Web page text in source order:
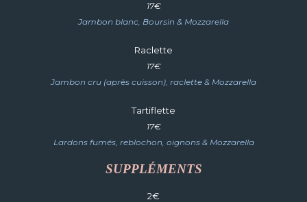
17€
Jambon blanc, Boursin & Mozzarella
Raclette
17€
Jambon cru (après cuisson), raclette & Mozzarella
Tartiflette
17€
Lardons fumés, reblochon, oignons & Mozzarella
SUPPLÉMENTS
2€